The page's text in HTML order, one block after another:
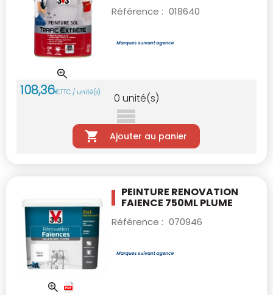
Référence : 018640
108,36€TTC / unité(s) 0 unité(s)
Ajouter au panier
PEINTURE RENOVATION
FAIENCE 750ML PLUME
Référence : 070946